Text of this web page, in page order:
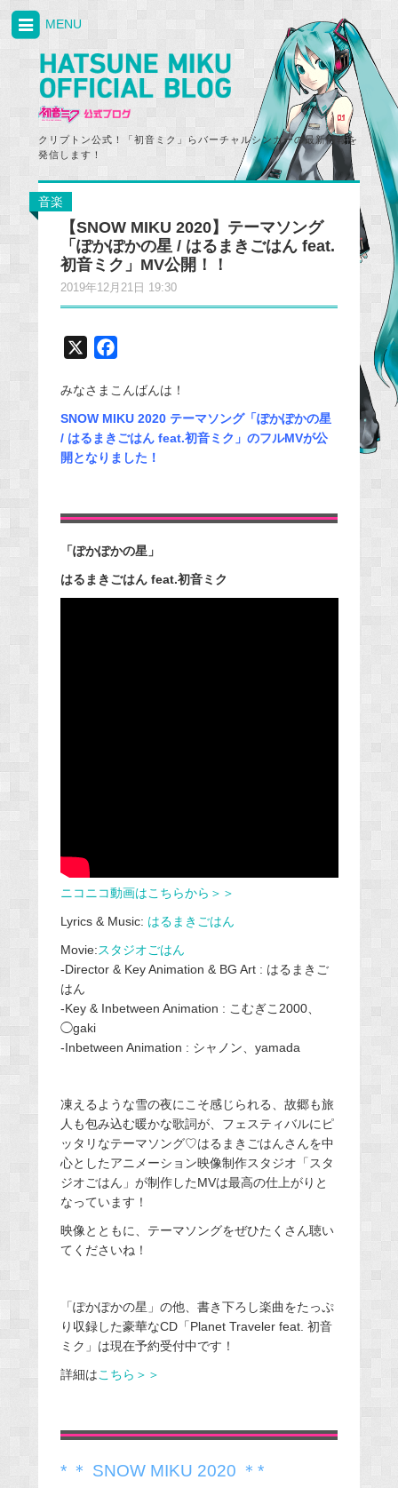
クリプトン公式！「初音ミク」らバーチャルシンガーの最新情報を
発信します！
MENU
音楽
【SNOW MIKU 2020】テーマソング
「ぽかぽかの星 / はるまきごはん feat.
初音ミク」MV公開！！
2019年12月21日 19:30
c
e
b
o
みなさまこんばんは！
SNOW MIKU 2020 テーマソング「ぽかぽかの星
/ はるまきごはん feat.初音ミク」のフルMVが公
開となりました！
「ぽかぽかの星」
はるまきごはん feat.初音ミク
ニコニコ動画はこちらから＞＞
Lyrics & Music: はるまきごはん
Movie:スタジオごはん
-Director & Key Animation & BG Art : はるまきご
はん
-Key & Inbetween Animation : こむぎこ2000、
◯gaki
-Inbetween Animation : シャノン、yamada
凍えるような雪の夜にこそ感じられる、故郷も旅
人も包み込む暖かな歌詞が、フェスティバルにピ
ッタリなテーマソング♡はるまきごはんさんを中
心としたアニメーション映像制作スタジオ「スタ
ジオごはん」が制作したMVは最高の仕上がりと
なっています！
映像とともに、テーマソングをぜひたくさん聴い
てくださいね！
「ぽかぽかの星」の他、書き下ろし楽曲をたっぷ
り収録した豪華なCD「Planet Traveler feat. 初音
ミク」は現在予約受付中です！
詳細はこちら＞＞
* ＊ SNOW MIKU 2020 ＊*